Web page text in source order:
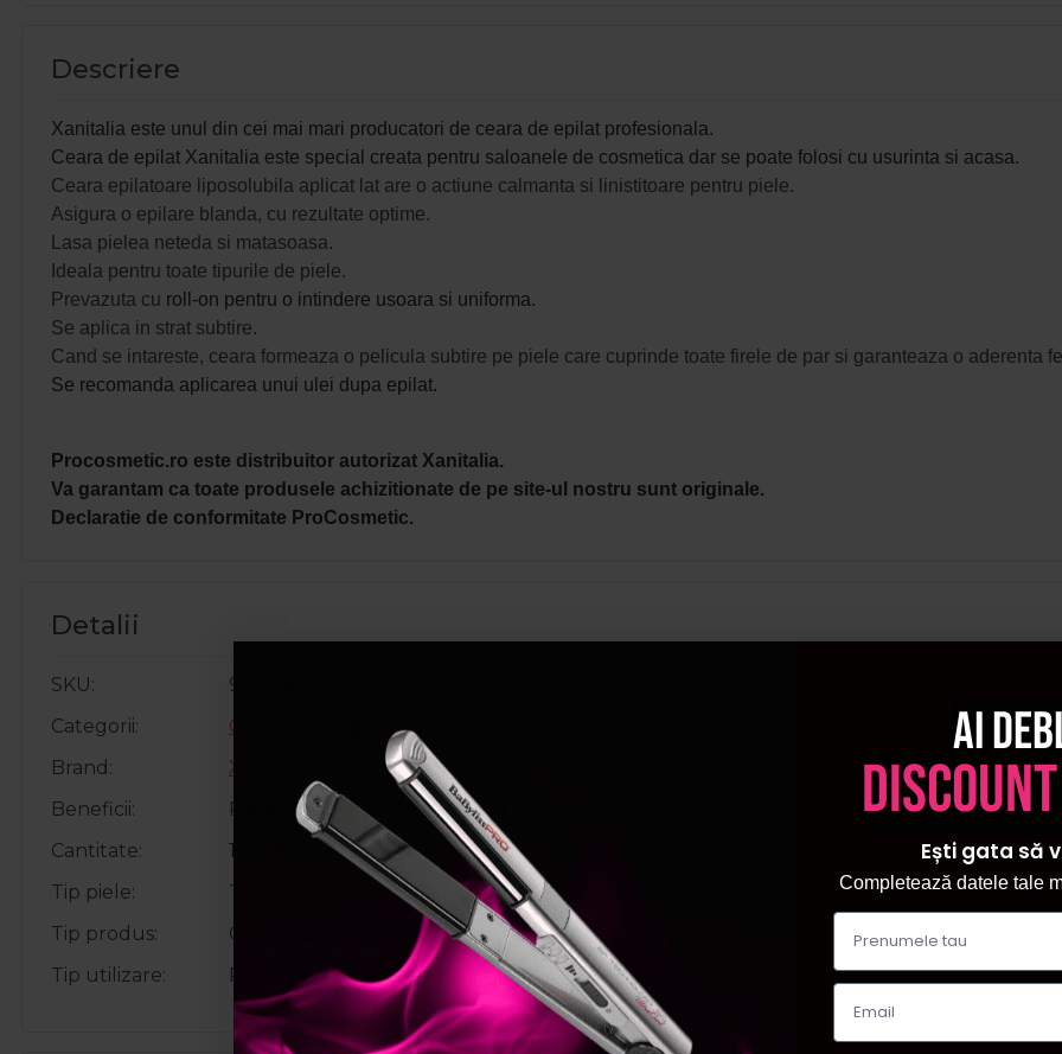
Descriere
Xanitalia este unul din cei mai mari producatori de ceara de epilat profesionala.
Ceara de epilat Xanitalia este special creata pentru saloanele de cosmetica dar se poate folosi cu usurinta si acasa.
Ceara epilatoare liposolubila aplicat lat are o actiune calmanta si linistitoare pentru piele.
Asigura o epilare blanda, cu rezultate optime.
Lasa pielea neteda si matasoasa.
Ideala pentru toate tipurile de piele.
Prevazuta cu roll-on pentru o intindere usoara si uniforma.
Se aplica in strat subtire.
Cand se intareste, ceara formeaza o pelicula subtire pe piele care cuprinde toate firele de par si garanteaza o aderenta
Se recomanda aplicarea unui ulei dupa epilat.
Procosmetic.ro este distribuitor autorizat Xanitalia.
Va garantam ca toate produsele achizitionate de pe site-ul nostru sunt originale.
Declaratie de conformitate ProCosmetic.
Detalii
SKU
930.015
Categorii
Ceara aplicator
Brand
Xanitalia
Beneficii
Piele matasoasa, Piele neteda
Cantitate
100ml
Tip piele
Toate tipurile de piele
Tip produs
Ceara epilat aplicator
Tip utilizare
Pentru acasa, Profesional
Ai
Ești gata să
Completează datele tale